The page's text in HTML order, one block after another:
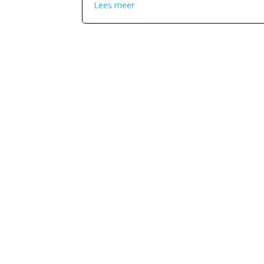
Lees meer